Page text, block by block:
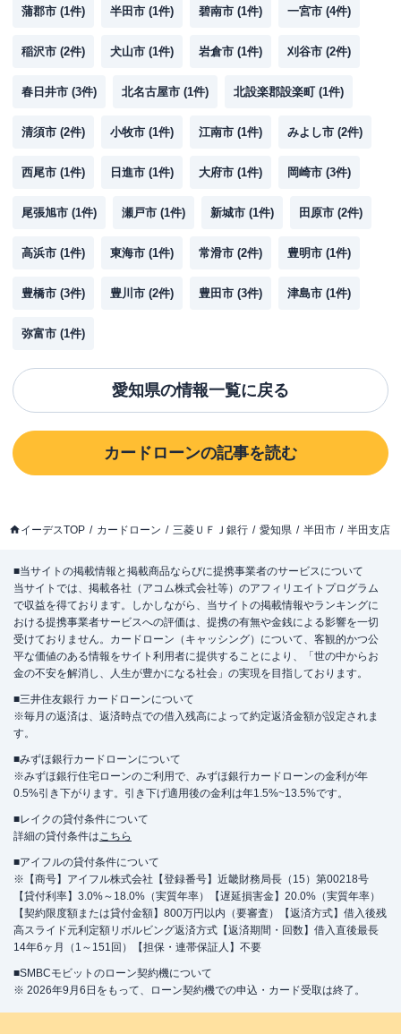
蒲郡市 (1件) 半田市 (1件) 碧南市 (1件) 一宮市 (4件)
稲沢市 (2件) 犬山市 (1件) 岩倉市 (1件) 刈谷市 (2件)
春日井市 (3件) 北名古屋市 (1件) 北設楽郡設楽町 (1件)
清須市 (2件) 小牧市 (1件) 江南市 (1件) みよし市 (2件)
西尾市 (1件) 日進市 (1件) 大府市 (1件) 岡崎市 (3件)
尾張旭市 (1件) 瀬戸市 (1件) 新城市 (1件) 田原市 (2件)
高浜市 (1件) 東海市 (1件) 常滑市 (2件) 豊明市 (1件)
豊橋市 (3件) 豊川市 (2件) 豊田市 (3件) 津島市 (1件)
弥富市 (1件)
愛知県の情報一覧に戻る
カードローンの記事を読む
イーデスTOP カードローン 三菱ＵＦＪ銀行 愛知県 半田市 半田支店
■当サイトの掲載情報と掲載商品ならびに提携事業者のサービスについて
当サイトでは、掲載各社（アコム株式会社等）のアフィリエイトプログラム
で収益を得ております。しかしながら、当サイトの掲載情報やランキングに
おける提携事業者サービスへの評価は、提携の有無や金銭による影響を一切
受けておりません。カードローン（キャッシング）について、客観的かつ公
平な価値のある情報をサイト利用者に提供することにより、「世の中からお
金の不安を解消し、人生が豊かになる社会」の実現を目指しております。
■三井住友銀行 カードローンについて
※毎月の返済は、返済時点での借入残高によって約定返済金額が設定されま
す。
■みずほ銀行カードローンについて
※みずほ銀行住宅ローンのご利用で、みずほ銀行カードローンの金利が年
0.5%引き下がります。引き下げ適用後の金利は年1.5%~13.5%です。
■レイクの貸付条件について
詳細の貸付条件はこちら
■アイフルの貸付条件について
※【商号】アイフル株式会社【登録番号】近畿財務局長（15）第00218号
【貸付利率】3.0%～18.0%（実質年率）【遅延損害金】20.0%（実質年率）
【契約限度額または貸付金額】800万円以内（要審査）【返済方式】借入後残
高スライド元利定額リボルビング返済方式【返済期間・回数】借入直後最長
14年6ヶ月（1～151回）【担保・連帯保証人】不要
■SMBCモビットのローン契約機について
※ 2026年9月6日をもって、ローン契約機での申込・カード受取は終了。